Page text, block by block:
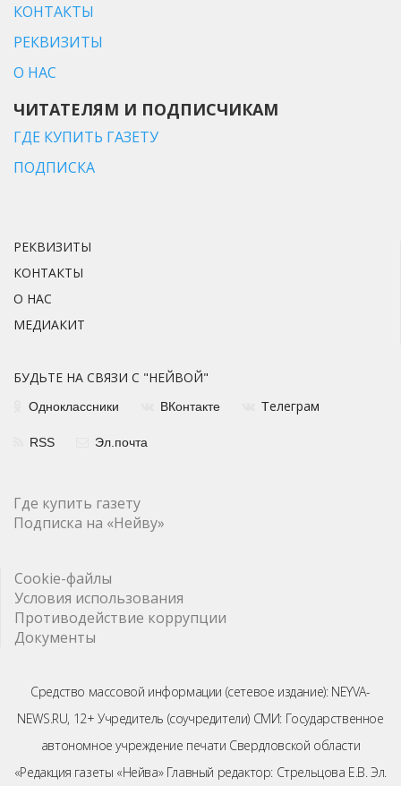
КОНТАКТЫ
РЕКВИЗИТЫ
О НАС
ЧИТАТЕЛЯМ И ПОДПИСЧИКАМ
ГДЕ КУПИТЬ ГАЗЕТУ
ПОДПИСКА
РЕКВИЗИТЫ
КОНТАКТЫ
О НАС
МЕДИАКИТ
БУДЬТЕ НА СВЯЗИ С "НЕЙВОЙ"
Одноклассники ВКонтакте Телеграм
RSS Эл.почта
Где купить газету
Подписка на «Нейву»
Cookie-файлы
Условия использования
Противодействие коррупции
Документы
Средство массовой информации (сетевое издание): NEYVA-
NEWS.RU, 12+ Учредитель (соучредители) СМИ: Государственное
автономное учреждение печати Свердловской области
«Редакция газеты «Нейва» Главный редактор: Стрельцова Е.В. Эл.